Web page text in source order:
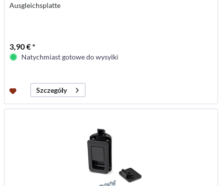
Ausgleichsplatte
3,90 € *
Natychmiast gotowe do wysyłki
Szczegóły